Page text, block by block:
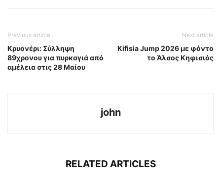
Previous article
Κρυονέρι: Σύλληψη
89χρονου για πυρκαγιά από
αμέλεια στις 28 Μαίου
Next article
Kifisia Jump 2026 με φόντο
το Άλσος Κηφισιάς
john
RELATED ARTICLES